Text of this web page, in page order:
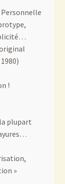
!
plupart
»